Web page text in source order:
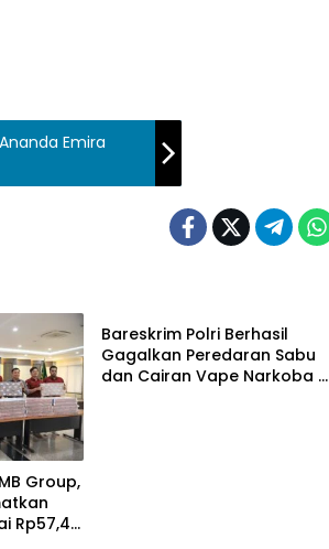
Emira
Group,
Rp57,45
Bareskrim Polri Berhasil
Gagalkan Peredaran Sabu
dan Cairan Vape Narkoba di